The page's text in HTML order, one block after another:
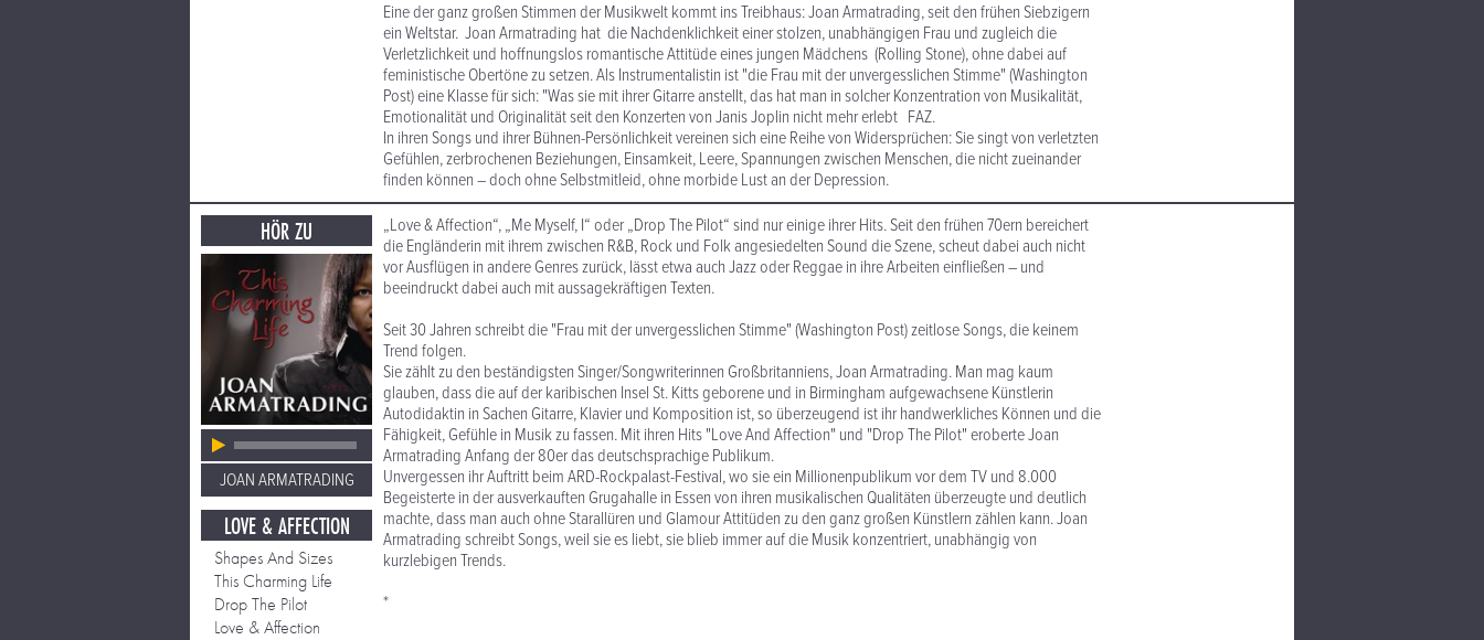
Eine der ganz großen Stimmen der Musikwelt kommt ins Treibhaus: Joan Armatrading, seit den frühen Siebzigern
ein Weltstar. Joan Armatrading hat die Nachdenklichkeit einer stolzen, unabhängigen Frau und zugleich die
Verletzlichkeit und hoffnungslos romantische Attitüde eines jungen Mädchens (Rolling Stone), ohne dabei auf
feministische Obertöne zu setzen. Als Instrumentalistin ist "die Frau mit der unvergesslichen Stimme" (Washington
Post) eine Klasse für sich: "Was sie mit ihrer Gitarre anstellt, das hat man in solcher Konzentration von Musikalität,
Emotionalität und Originalität seit den Konzerten von Janis Joplin nicht mehr erlebt FAZ.
In ihren Songs und ihrer Bühnen-Persönlichkeit vereinen sich eine Reihe von Widersprüchen: Sie singt von verletzten
Gefühlen, zerbrochenen Beziehungen, Einsamkeit, Leere, Spannungen zwischen Menschen, die nicht zueinander
finden können – doch ohne Selbstmitleid, ohne morbide Lust an der Depression.
HÖR ZU
JOAN ARMATRADING
LOVE & AFFECTION
Shapes And Sizes
This Charming Life
Drop The Pilot
Love & Affection
„Love & Affection“, „Me Myself, I“ oder „Drop The Pilot“ sind nur einige ihrer Hits. Seit den frühen 70ern bereichert
die Engländerin mit ihrem zwischen R&B, Rock und Folk angesiedelten Sound die Szene, scheut dabei auch nicht
vor Ausflügen in andere Genres zurück, lässt etwa auch Jazz oder Reggae in ihre Arbeiten einfließen – und
beeindruckt dabei auch mit aussagekräftigen Texten.
Seit 30 Jahren schreibt die "Frau mit der unvergesslichen Stimme" (Washington Post) zeitlose Songs, die keinem
Trend folgen.
Sie zählt zu den beständigsten Singer/Songwriterinnen Großbritanniens, Joan Armatrading. Man mag kaum
glauben, dass die auf der karibischen Insel St. Kitts geborene und in Birmingham aufgewachsene Künstlerin
Autodidaktin in Sachen Gitarre, Klavier und Komposition ist, so überzeugend ist ihr handwerkliches Können und die
Fähigkeit, Gefühle in Musik zu fassen. Mit ihren Hits "Love And Affection" und "Drop The Pilot" eroberte Joan
Armatrading Anfang der 80er das deutschsprachige Publikum.
Unvergessen ihr Auftritt beim ARD-Rockpalast-Festival, wo sie ein Millionenpublikum vor dem TV und 8.000
Begeisterte in der ausverkauften Grugahalle in Essen von ihren musikalischen Qualitäten überzeugte und deutlich
machte, dass man auch ohne Starallüren und Glamour Attitüden zu den ganz großen Künstlern zählen kann. Joan
Armatrading schreibt Songs, weil sie es liebt, sie blieb immer auf die Musik konzentriert, unabhängig von
kurzlebigen Trends.
*